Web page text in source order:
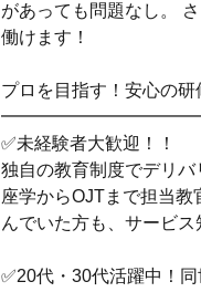
があっても問題なし。
働けます！
プロを目指す！安心の研
✅未経験者大歓迎！！
独自の教育制度でデリバ
座学からOJTまで担当
んでいた方も、サービ
✅20代・30代活躍中！